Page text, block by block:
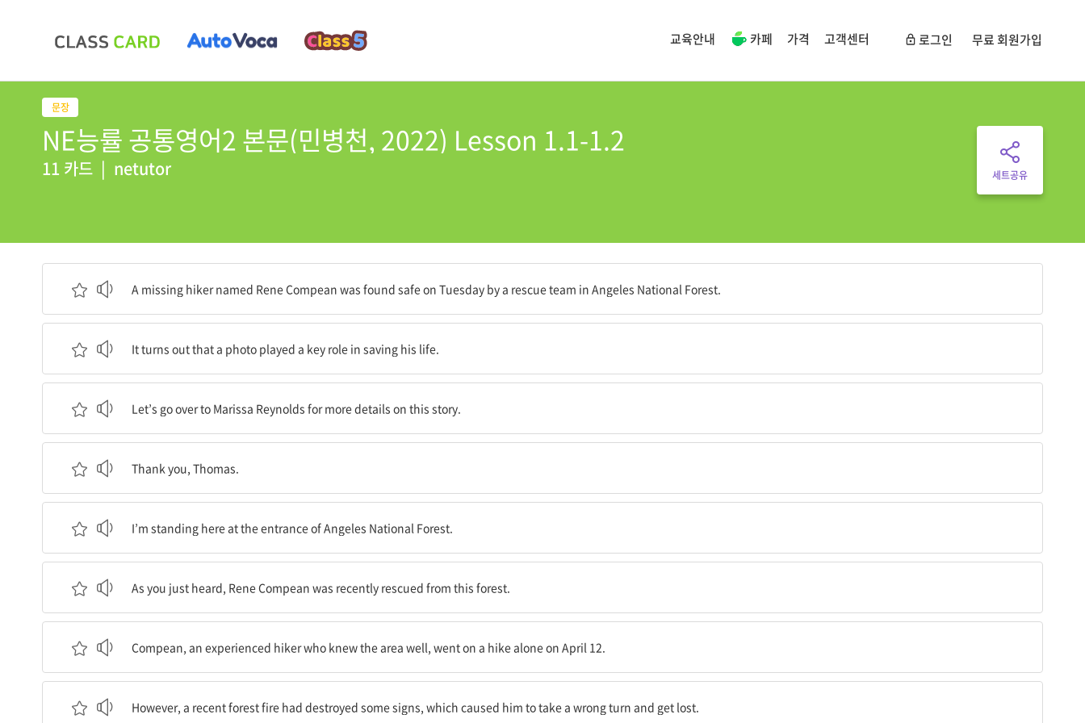
교육안내 카페 가격 고객센터 로그인 무료 회원가입
NE능률 공통영어2 본문(민병천, 2022) Lesson 1.1-1.2
11 카드 | netutor 세트공유
A missing hiker named Rene Compean was found safe on Tuesday by a rescue team in Angeles National Forest.
It turns out that a photo played a key role in saving his life.
Let’s go over to Marissa Reynolds for more details on this story.
Thank you, Thomas.
I’m standing here at the entrance of Angeles National Forest.
As you just heard, Rene Compean was recently rescued from this forest.
Compean, an experienced hiker who knew the area well, went on a hike alone on April 12.
However, a recent forest fire had destroyed some signs, which caused him to take a wrong turn and get lost.